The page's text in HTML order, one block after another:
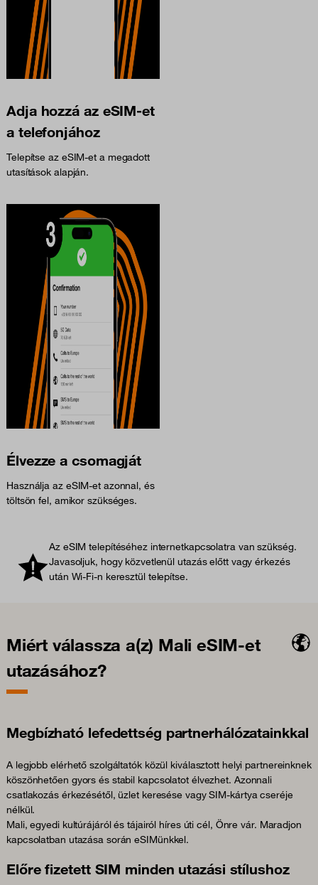
Adja hozzá az eSIM-et
a telefonjához
Telepítse az eSIM-et a megadott
utasítások alapján.
Élvezze a csomagját
Használja az eSIM-et azonnal, és
töltsön fel, amikor szükséges.
Az eSIM telepítéséhez internetkapcsolatra van szükség.
Javasoljuk, hogy közvetlenül utazás előtt vagy érkezés
után Wi-Fi-n keresztül telepítse.
Miért válassza a(z) Mali eSIM-et
utazásához?
Megbízható lefedettség partnerhálózatainkkal
A legjobb elérhető szolgáltatók közül kiválasztott helyi partnereinknek
köszönhetően gyors és stabil kapcsolatot élvezhet. Azonnali
csatlakozás érkezésétől, üzlet keresése vagy SIM-kártya cseréje
nélkül.
Mali, egyedi kultúrájáról és tájairól híres úti cél, Önre vár. Maradjon
kapcsolatban utazása során eSIMünkkel.
Előre fizetett SIM minden utazási stílushoz